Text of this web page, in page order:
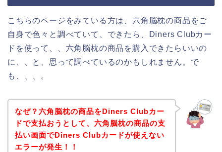
こちらのページをみている方は、六角脳枕の商品をご
自身で色々と調べていて、できたら、Diners Clubカー
ドを使って、、六角脳枕の商品を購入できたらいいの
に、、と、思って調べているのかもしれません。で
も、、、。
なぜ？六角脳枕の商品をDiners Clubカー
ドで支払おうとして、六角脳枕の商品の支
払い画面でDiners Clubカードが使えない
エラーが発生！！